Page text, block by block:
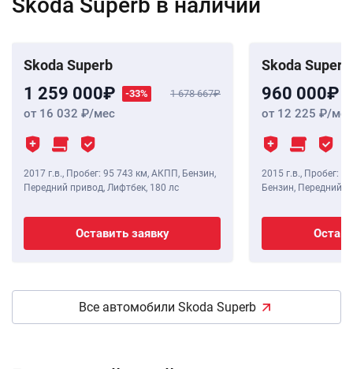
Skoda Superb
1 259 000 -33% 1 678 667
от 16 032 /мес
2017 г.в., Пробег: 95 743 км, АКПП, Бензин,
Передний привод, Лифтбек, 180 лс
Оставить заявку
Skoda Superb
960 000
от 12 225 /мес
2015 г.в., Пробег:
Бензин, Передний
Все автомобили Skoda Superb